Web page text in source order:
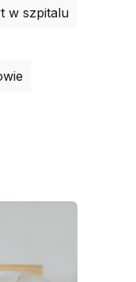
w szpitalu